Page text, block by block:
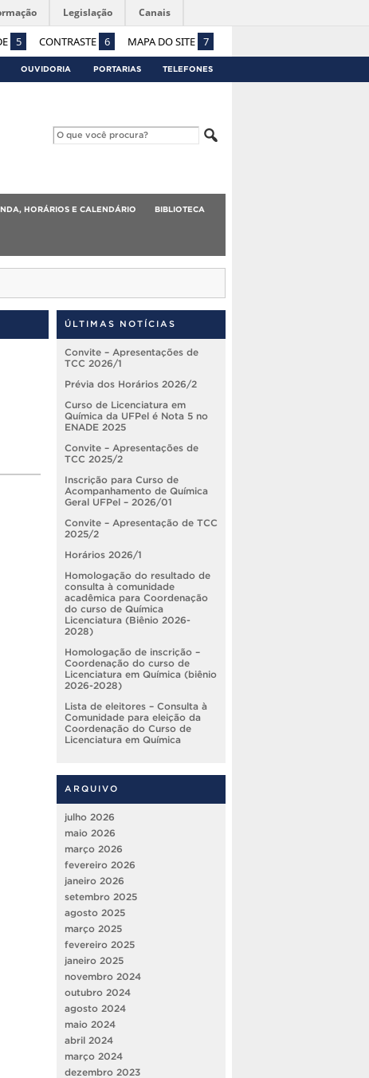
5 CONTRASTE 6 MAPA DO SITE 7
Legislação Canais
OUVIDORIA PORTARIAS TELEFONES
HORÁRIOS E CALENDÁRIO BIBLIOTECA
ÚLTIMAS NOTÍCIAS
Convite – Apresentações de
TCC 2026/1
Prévia dos Horários 2026/2
Curso de Licenciatura em
Química da UFPel é Nota 5 no
ENADE 2025
Convite – Apresentações de
TCC 2025/2
Inscrição para Curso de
Acompanhamento de Química
Geral UFPel – 2026/01
Convite – Apresentação de TCC
2025/2
Horários 2026/1
Homologação do resultado de
consulta à comunidade
acadêmica para Coordenação
do curso de Química
Licenciatura (Biênio 2026-
2028)
Homologação de inscrição –
Coordenação do curso de
Licenciatura em Química (biênio
2026-2028)
Lista de eleitores – Consulta à
Comunidade para eleição da
Coordenação do Curso de
Licenciatura em Química
ARQUIVO
julho 2026
maio 2026
março 2026
fevereiro 2026
janeiro 2026
setembro 2025
agosto 2025
março 2025
fevereiro 2025
janeiro 2025
novembro 2024
outubro 2024
agosto 2024
maio 2024
abril 2024
março 2024
dezembro 2023